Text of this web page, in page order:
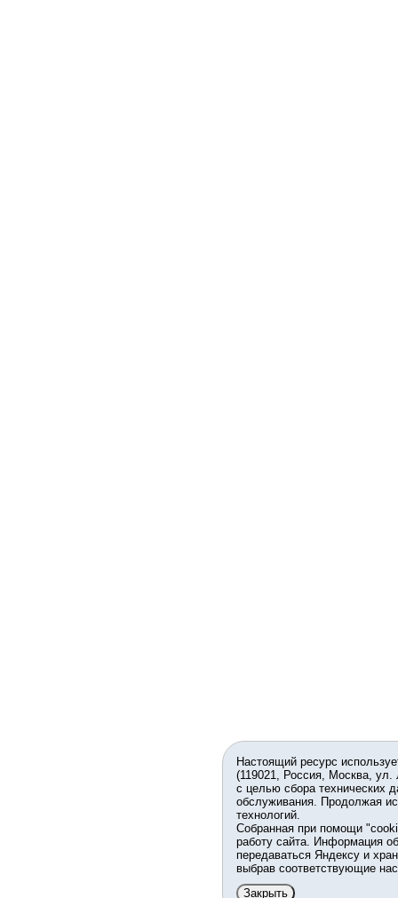
Настоящий ресурс
(119021, Россия, Москва,
с целью сбора технических
обслуживания. Продолжая
технологий.
Собранная при помощи
работу сайта. Информация
передаваться Яндексу и
выбрав соответствующие
Закрыть